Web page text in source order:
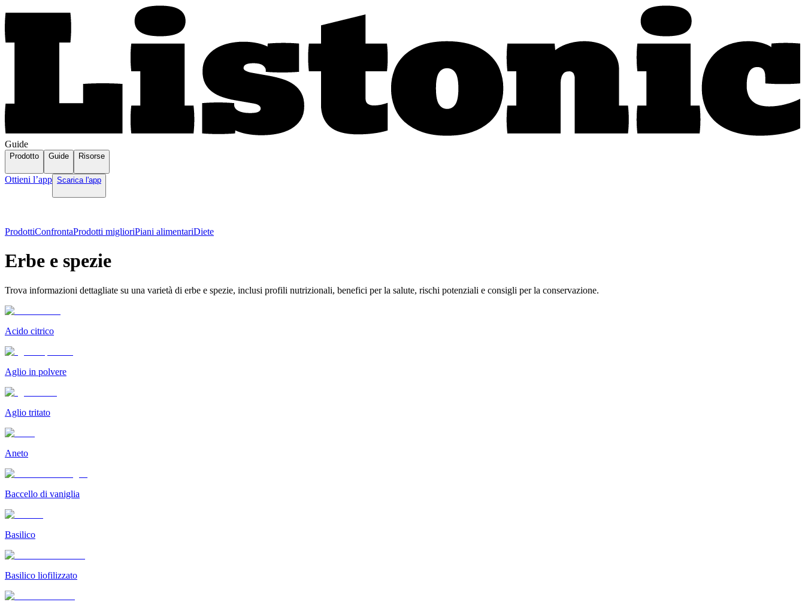
Guide
Prodotto Guide Risorse
Ottieni l’app Scarica l'app
ProdottiConfrontaProdotti miglioriPiani alimentariDiete
Erbe e spezie
Trova informazioni dettagliate su una varietà di erbe e spezie, inclusi profili nutrizionali, benefici per la salute, rischi potenziali e consigli per la conservazione.
Acido citrico
Aglio in polvere
Aglio tritato
Aneto
Baccello di vaniglia
Basilico
Basilico liofilizzato